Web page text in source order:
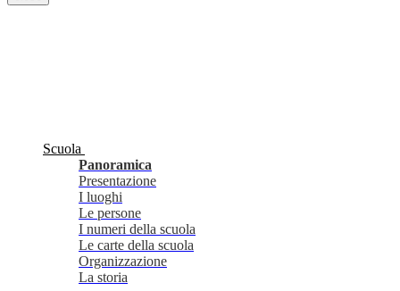
Scuola
Panoramica
Presentazione
I luoghi
Le persone
I numeri della scuola
Le carte della scuola
Organizzazione
La storia